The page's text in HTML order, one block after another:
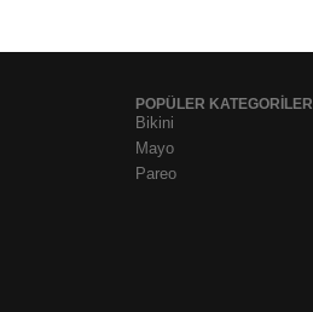
POPÜLER KATEGORİLER
Bikini
Mayo
Pareo